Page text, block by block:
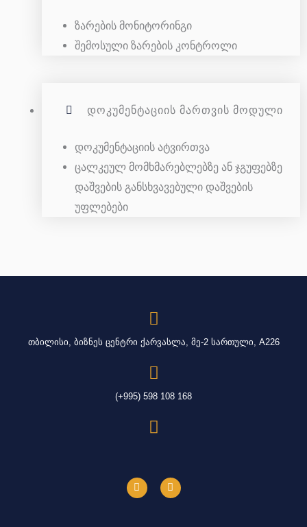
ზარების მონიტორინგი
შემოსული ზარების კონტროლი
ᲓᲝᲙᲣᲛᲔᲜᲢᲐᲪᲘᲘᲡ ᲛᲐᲠᲗᲕᲘᲡ ᲛᲝᲓᲣᲚᲘ
დოკუმენტაციის ატვირთვა
ცალკეულ მომხმარებლებზე ან ჯგუფებზე
დაშვების განსხვავებული დაშვების
უფლებები
თბილისი, ბიზნეს ცენტრი ქარვასლა, მე-2 სართული, A226
(+995) 598 108 168
F
a
c
L
i
n